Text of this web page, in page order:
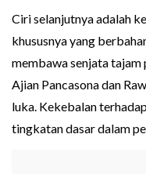
Ciri selanjutnya adalah
khususnya yang
membawa senjata
Ajian Pancasona dan
luka. Kekebalan
tingkatan dasar dalam